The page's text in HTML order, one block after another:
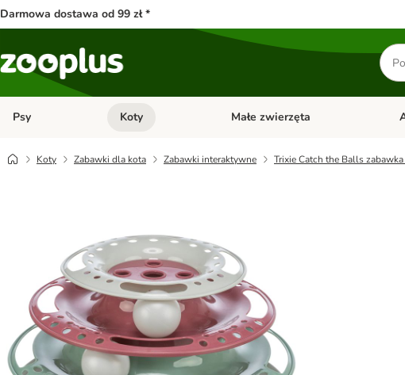
Darmowa dostawa od 99 zł *
Szukaj
Psy Otwórz menu kategorii: Psy
Koty Otwórz menu kategorii: Koty
Małe zwierzęta
Koty Zabawki dla kota Zabawki interaktywne Trixie Catch the Balls